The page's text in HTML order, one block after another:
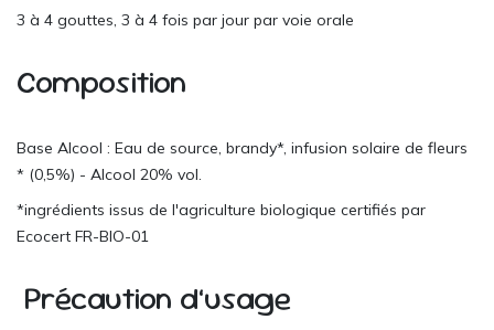
3 à 4 gouttes, 3 à 4 fois par jour par voie orale
Composition
Base Alcool : Eau de source, brandy*, infusion solaire de fleurs
* (0,5%) - Alcool 20% vol.
*ingrédients issus de l'agriculture biologique certifiés par
Ecocert FR-BIO-01
Précaution d’usage